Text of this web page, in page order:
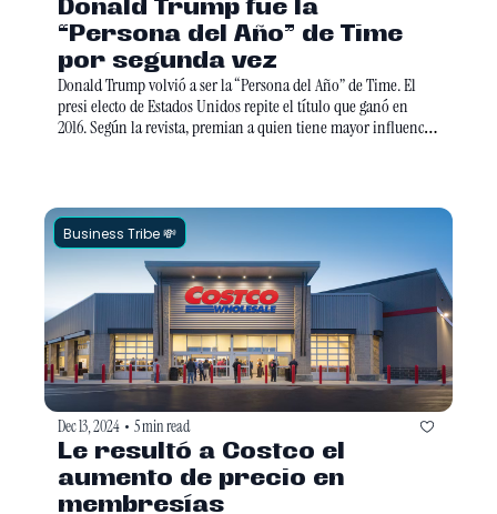
Donald Trump fue la
“Persona del Año” de Time
Donald Trump volvió a ser la “Persona del Año” de Time. El
presi electo de Estados Unidos repite el título que ganó en
2016. Según la revista, premian a quien tiene mayor influencia
Business Tribe 💸
Dec 13, 2024 • 5 min read
Le resultó a Costco el
aumento de precio en